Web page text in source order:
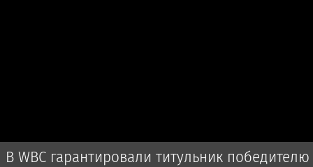
В WBC гарантировали титульник победителю